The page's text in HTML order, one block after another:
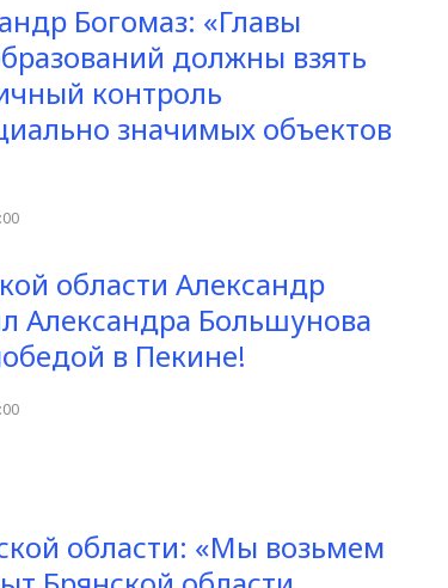
Богомаз: «Главы
должны взять
контроль
значимых объектов
области Александр
Александра Большунова
в Пекине!
области: «Мы возьмем